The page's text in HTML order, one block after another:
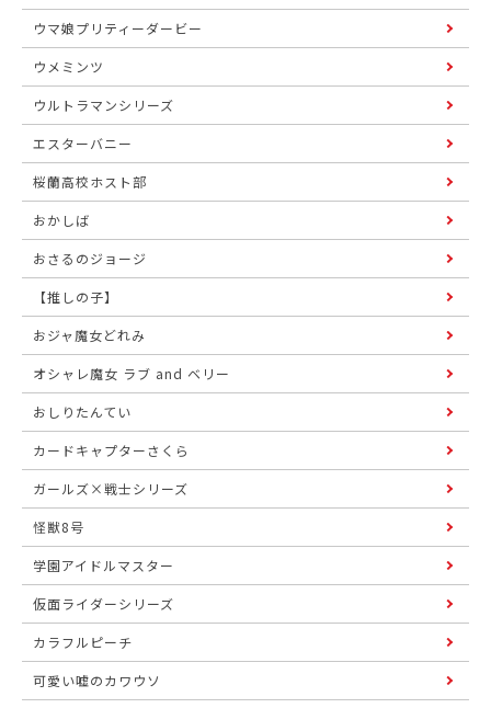
ウマ娘プリティーダービー
ウメミンツ
ウルトラマンシリーズ
エスターバニー
桜蘭高校ホスト部
おかしば
おさるのジョージ
【推しの子】
おジャ魔女どれみ
オシャレ魔女 ラブ and ベリー
おしりたんてい
カードキャプターさくら
ガールズ×戦士シリーズ
怪獣8号
学園アイドルマスター
仮面ライダーシリーズ
カラフルピーチ
可愛い嘘のカワウソ